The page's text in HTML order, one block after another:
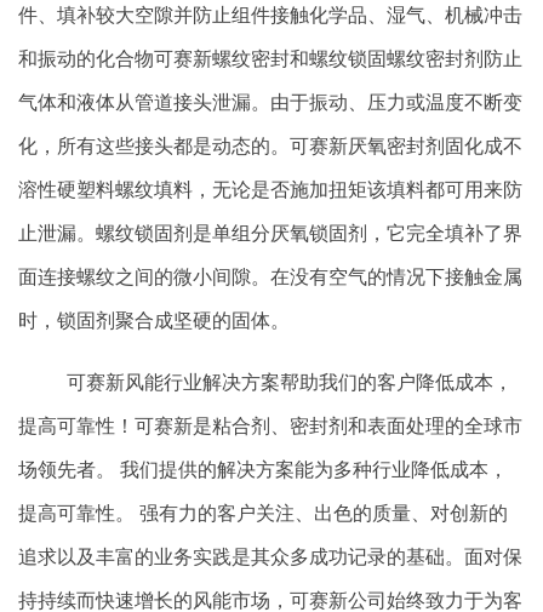
件、填补较大空隙并防止组件接触化学品、湿气、机械冲击
和振动的化合物可赛新螺纹密封和螺纹锁固螺纹密封剂防止
气体和液体从管道接头泄漏。由于振动、压力或温度不断变
化，所有这些接头都是动态的。可赛新厌氧密封剂固化成不
溶性硬塑料螺纹填料，无论是否施加扭矩该填料都可用来防
止泄漏。螺纹锁固剂是单组分厌氧锁固剂，它完全填补了界
面连接螺纹之间的微小间隙。在没有空气的情况下接触金属
时，锁固剂聚合成坚硬的固体。
可赛新风能行业解决方案帮助我们的客户降低成本，
提高可靠性！可赛新是粘合剂、密封剂和表面处理的全球市
场领先者。 我们提供的解决方案能为多种行业降低成本，
提高可靠性。 强有力的客户关注、出色的质量、对创新的
追求以及丰富的业务实践是其众多成功记录的基础。面对保
持持续而快速增长的风能市场，可赛新公司始终致力于为客